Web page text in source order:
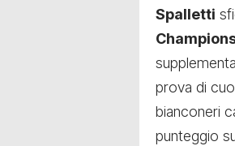
Spalletti
prova di
bianconeri
punteggio